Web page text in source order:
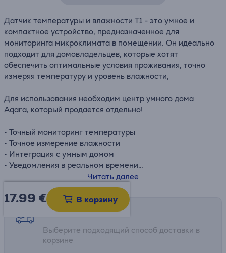
Датчик температуры и влажности T1 - это умное и
компактное устройство, предназначенное для
мониторинга микроклимата в помещении. Он идеально
подходит для домовладельцев, которые хотят
обеспечить оптимальные условия проживания, точно
измеряя температуру и уровень влажности,
Для использования необходим центр умного дома
Aqara, который продается отдельно!
• Точный мониторинг температуры
• Точное измерение влажности
• Интеграция с умным домом
• Уведомления в реальном времени
• Энергосберегающая конструкция
Читать далее
17.99 € В корзину
Возможности доставки
Выберите подходящий способ доставки в
корзине